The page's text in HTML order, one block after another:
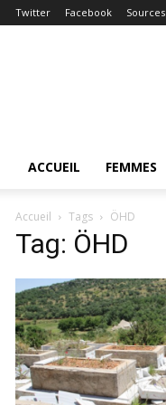
Twitter Facebook Sources
ACCUEIL FEMMES
Accueil Tags ÖHD
Tag: ÖHD